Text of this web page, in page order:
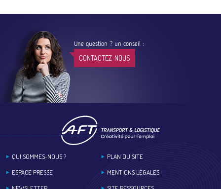
Une question ? un conseil :
CONTACTEZ-NOUS
QUI SOMMES-NOUS ?
ESPACE PRESSE
PLAN DU SITE
MENTIONS LÉGALES